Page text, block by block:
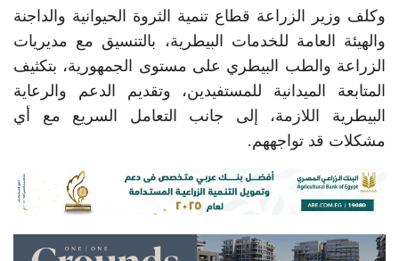
وكلف وزير الزراعة قطاع تنمية الثروة الحيوانية والداجنة
والهيئة العامة للخدمات البيطرية، بالتنسيق مع مديريات
الزراعة والطب البيطري على مستوى الجمهورية، بتكثيف
المتابعة الميدانية للمستفيدين، وتقديم الدعم والرعاية
البيطرية اللازمة، إلى جانب التعامل السريع مع أي
مشكلات قد تواجههم.